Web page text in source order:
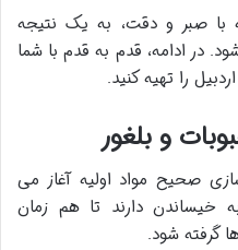
با صبر و دقت، به یک نتیجه
در ادامه، قدم به قدم با شما
را تهیه کنید.
صحیح مواد اولیه آغاز می
خیساندن دارند تا هم زمان
گرفته شود.